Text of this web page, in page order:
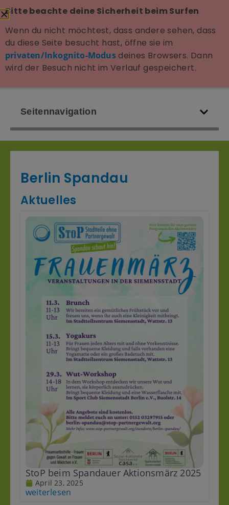
Seitennavigation
Berlin Spandau
Aktuelles
StoP beim Spandauer Aktionsmärz 2025
April 23, 2025
weiterlesen
Bitte beachte deine Sicherheit beim Surfen
Wenn du nicht möchtest, dass andere sehen, dass
du diese Seite besucht hast, öffne sie im
privaten/Inkognito-Modusdeines Browsers. Dann
wird der Besuch nicht im Verlauf gespeichert.